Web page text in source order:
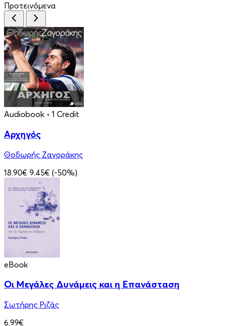
Προτεινόμενα
Audiobook • 1 Credit
Αρχηγός
Θοδωρής Ζαγοράκης
18.90€ 9.45€ (-50%)
eBook
Οι Μεγάλες Δυνάμεις και η Επανάσταση
Σωτήρης Ριζάς
6.99€